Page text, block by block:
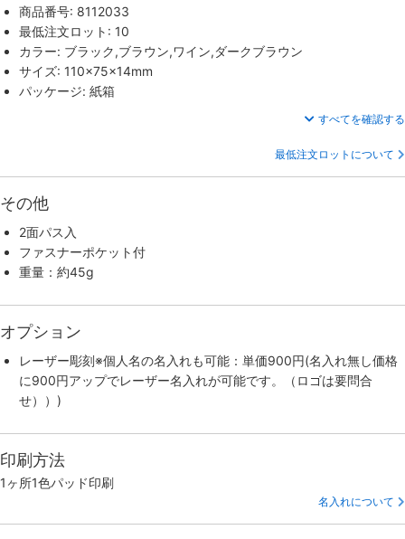
商品番号: 8112033
最低注文ロット: 10
カラー: ブラック,ブラウン,ワイン,ダークブラウン
サイズ: 110×75×14mm
パッケージ: 紙箱
すべてを確認する
最低注文ロットについて
その他
2面パス入
ファスナーポケット付
重量：約45g
オプション
レーザー彫刻※個人名の名入れも可能：単価900円(名入れ無し価格
に900円アップでレーザー名入れが可能です。（ロゴは要問合
せ））)
印刷方法
1ヶ所1色パッド印刷
名入れについて